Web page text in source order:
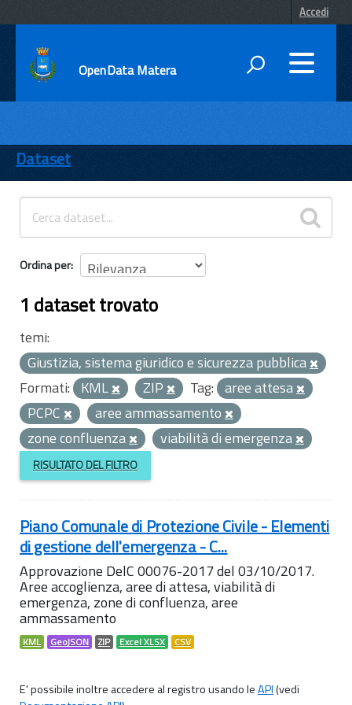
Accedi
OpenData Matera
ENTI
TEMI
INFORMAZIONI
Dataset
Ordina per
1 dataset trovato
temi:
Giustizia, sistema giuridico e sicurezza pubblica
Formati: KML ZIP Tag: aree attesa
PCPC
aree ammassamento
zone confluenza
viabilità di emergenza
RISULTATO DEL FILTRO
Piano Comunale di Protezione Civile - Elementi
di gestione dell'emergenza - C...
Approvazione DelC 00076-2017 del 03/10/2017.
Aree accoglienza, aree di attesa, viabilità di
emergenza, zone di confluenza, aree
ammassamento
KML GeoJSON ZIP Excel XLSX CSV
E' possibile inoltre accedere al registro usando leAPI(vedi